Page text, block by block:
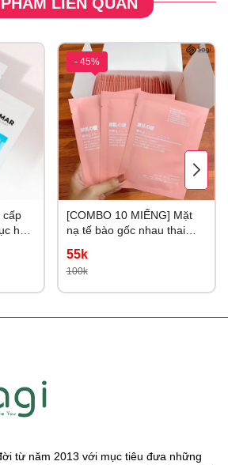
cấp
hồi
- 45%
[COMBO 10 MIẾNG] Mặt
nạ tế bào gốc nhau thai
55k
100k
từ năm 2013 với mục tiêu đưa những